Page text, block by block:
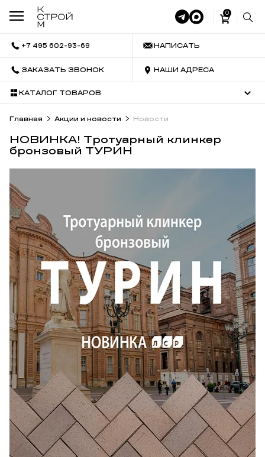
0
+7 495 602-93-69 НАПИСАТЬ
ЗАКАЗАТЬ ЗВОНОК НАШИ АДРЕСА
КАТАЛОГ ТОВАРОВ
Главная Акции и новости Новости
НОВИНКА! Тротуарный клинкер
бронзовый ТУРИН